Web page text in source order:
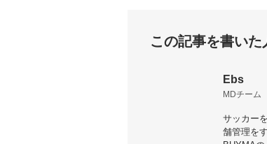
この記事を書いた
Ebs
MDチーム
サッカー
舗管理を